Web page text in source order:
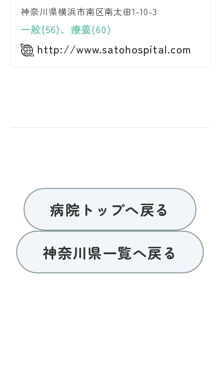
神奈川県横浜市南区南太田1-10-3
一般(56)、療養(60)
http://www.satohospital.com
病院トップへ戻る
神奈川県一覧へ戻る